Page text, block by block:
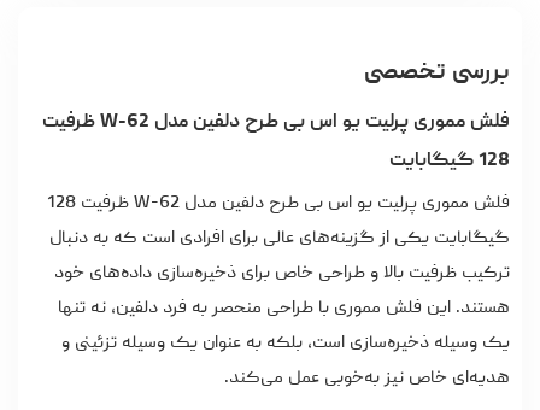
بررسی تخصصی
فلش مموری پرلیت یو اس بی طرح دلفین مدل W-62 ظرفیت
128 گیگابایت
فلش مموری پرلیت یو اس بی طرح دلفین مدل W-62 ظرفیت 128
گیگابایت یکی از گزینه‌های عالی برای افرادی است که به دنبال
ترکیب ظرفیت بالا و طراحی خاص برای ذخیره‌سازی داده‌های خود
هستند. این فلش مموری با طراحی منحصر به فرد دلفین، نه تنها
یک وسیله ذخیره‌سازی است، بلکه به‌ عنوان یک وسیله تزئینی و
هدیه‌ای خاص نیز به‌خوبی عمل می‌کند.